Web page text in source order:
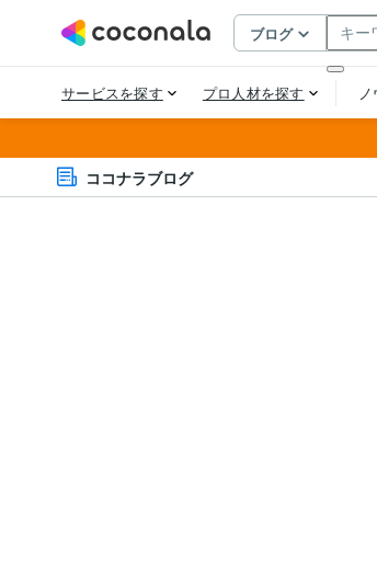
ココナラブログ